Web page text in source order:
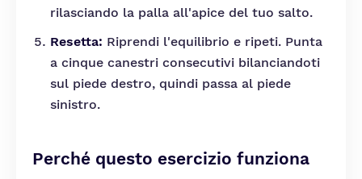
rilasciando la palla all'apice del tuo salto.
Resetta: Riprendi l'equilibrio e ripeti. Punta
a cinque canestri consecutivi bilanciandoti
sul piede destro, quindi passa al piede
sinistro.
Perché questo esercizio funziona